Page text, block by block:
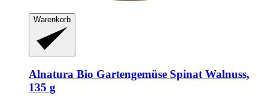
Warenkorb
Alnatura Bio Gartengemüse Spinat Walnuss,
135 g